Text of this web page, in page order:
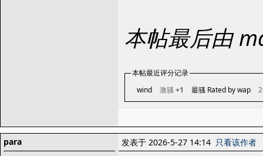
本帖最后由
本帖最近评分记录
wind
激骚 +1 最骚 Rated by wap
para
发表于 2026-5-27 14:14 只看该作者